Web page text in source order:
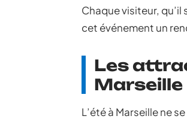
Chaque visiteur,
cet événement un
Les
Marseille
L’été à Marseille ne